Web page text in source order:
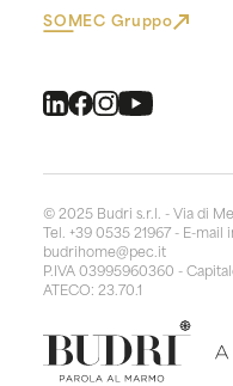
SOMEC Gruppo
© 2025 Budri s.r.l. - Via di
Tel. +39 0535 21967 - E-mail
budrihome@pec.it
P.IVA 03995960360 -
ATECO: 23.70.1